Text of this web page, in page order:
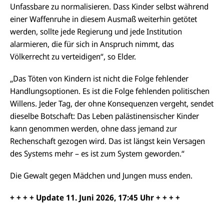
Unfassbare zu normalisieren. Dass Kinder selbst während
einer Waffenruhe in diesem Ausmaß weiterhin getötet
werden, sollte jede Regierung und jede Institution
alarmieren, die für sich in Anspruch nimmt, das
Völkerrecht zu verteidigen“, so Elder.
„Das Töten von Kindern ist nicht die Folge fehlender
Handlungsoptionen. Es ist die Folge fehlenden politischen
Willens. Jeder Tag, der ohne Konsequenzen vergeht, sendet
dieselbe Botschaft: Das Leben palästinensischer Kinder
kann genommen werden, ohne dass jemand zur
Rechenschaft gezogen wird. Das ist längst kein Versagen
des Systems mehr – es ist zum System geworden.“
Die Gewalt gegen Mädchen und Jungen muss enden.
+ + + + Update 11. Juni 2026, 17:45 Uhr + + + +